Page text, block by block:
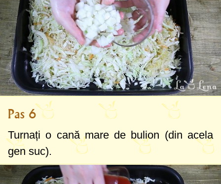
Pas 6
Turnați o cană mare de bulion (din acela
gen suc).